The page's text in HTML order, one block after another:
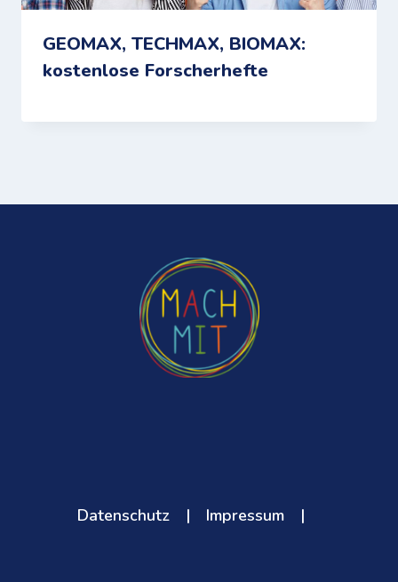
GEOMAX, TECHMAX, BIOMAX:
kostenlose Forscherhefte
Datenschutz | Impressum |